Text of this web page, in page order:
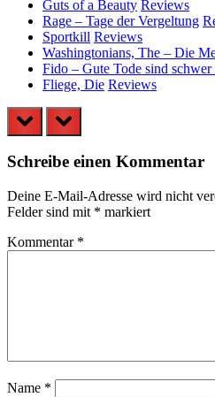
Guts of a Beauty Reviews
Rage – Tage der Vergeltung
Sportkill Reviews
Washingtonians, The – Die
Fido – Gute Tode sind schwer
Fliege, Die Reviews
prev next
Schreibe einen Kommentar
Deine E-Mail-Adresse wird nicht
Felder sind mit * markiert
Kommentar *
Name *